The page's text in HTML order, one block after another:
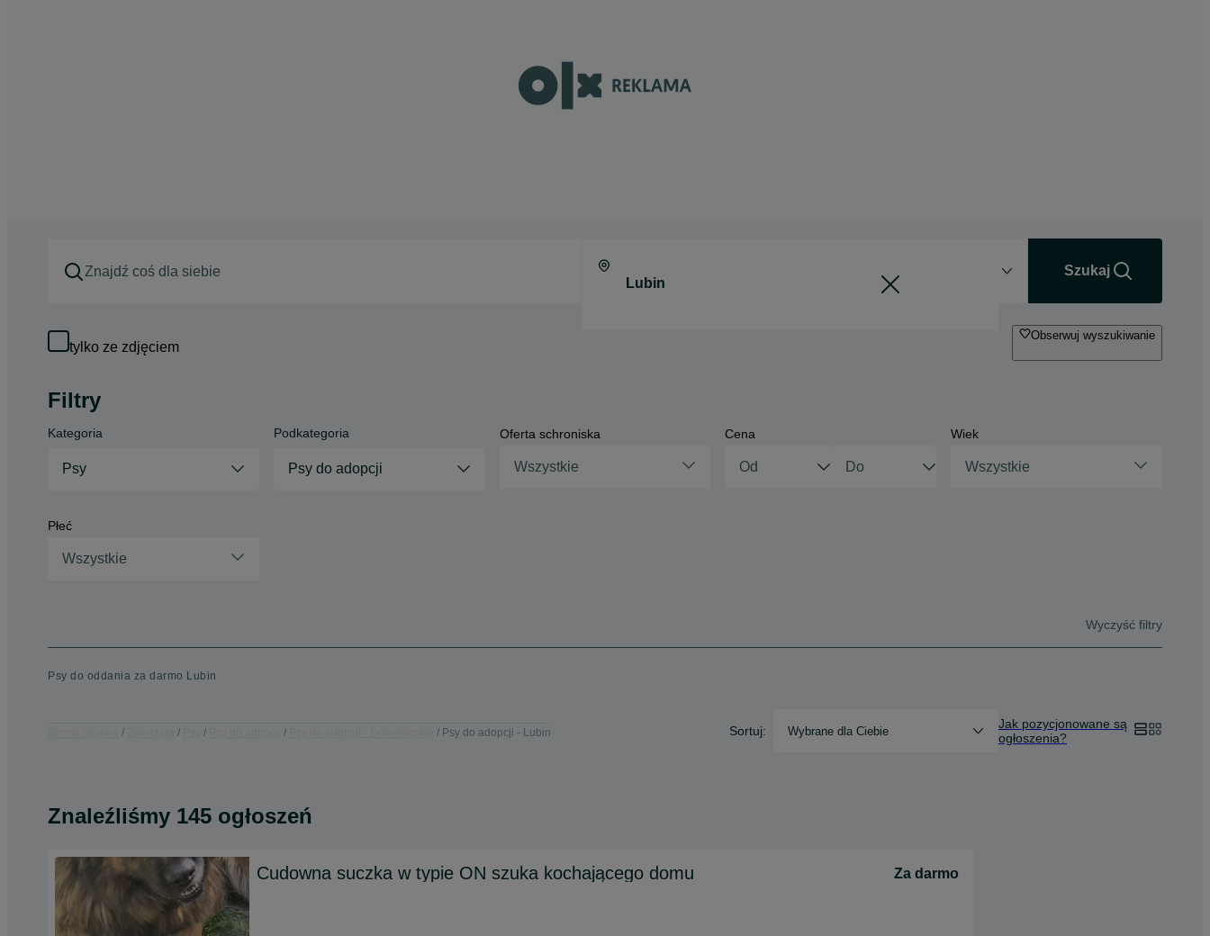
Szukaj
tylko ze zdjęciem
Obserwuj wyszukiwanie
Filtry
Kategoria
Psy
Podkategoria
Psy do adopcji
Oferta schroniska
Wszystkie
Cena Wiek
Wszystkie
Płeć
Wszystkie
Wyczyść filtry
Psy do oddania za darmo Lubin
Psy do adopcji - Lubin Sortuj: Wybrane dla Ciebie
Jak pozycjonowane są
ogłoszenia?
Znaleźliśmy 145 ogłoszeń
Cudowna suczka w typie ON szuka kochającego domu Za darmo